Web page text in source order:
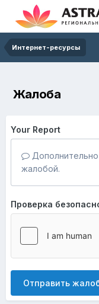
Интернет-ресурсы
Жалоба
Your Report
жалобой.
Проверка
Отправить